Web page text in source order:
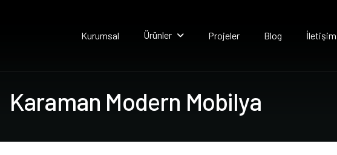
Kurumsal Ürünler Projeler Blog İletişim
Karaman Modern Mobilya